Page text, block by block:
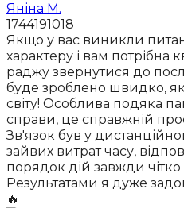
Яніна М.
1744191018
Якщо у вас виникли
характеру і вам потрібна
раджу звернутися до
буде зроблено швидко,
світу! Особлива подяка
справи, це справжній
Зв'язок був у
зайвих витрат часу,
порядок дій завжди чітко
Результатами я дуже
🔥